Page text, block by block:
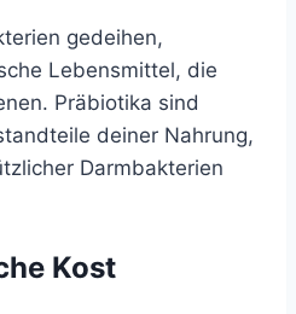
gedeihen,
Lebensmittel, die
Präbiotika sind
deiner Nahrung,
Darmbakterien
Kost